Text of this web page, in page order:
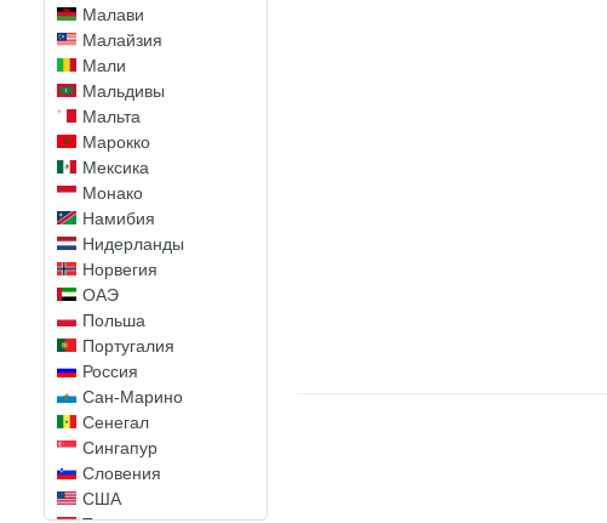
Малави
Малайзия
Мали
Мальдивы
Мальта
Марокко
Мексика
Монако
Намибия
Нидерланды
Норвегия
ОАЭ
Польша
Португалия
Россия
Сан-Марино
Сенегал
Сингапур
Словения
США